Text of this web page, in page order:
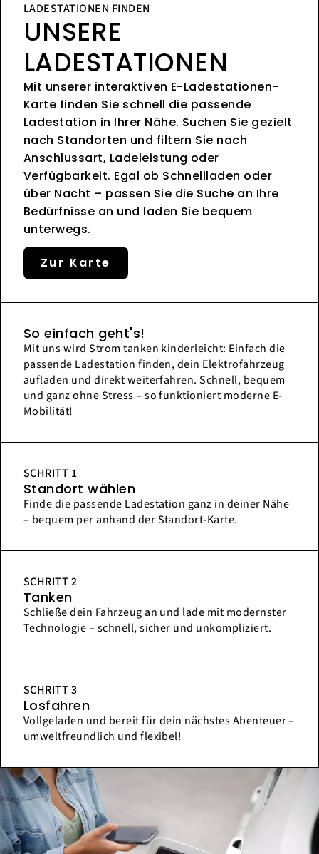
LADESTATIONEN FINDEN
UNSERE
LADESTATIONEN
Mit unserer interaktiven E-Ladestationen-
Karte finden Sie schnell die passende
Ladestation in Ihrer Nähe. Suchen Sie gezielt
nach Standorten und filtern Sie nach
Anschlussart, Ladeleistung oder
Verfügbarkeit. Egal ob Schnellladen oder
über Nacht – passen Sie die Suche an Ihre
Bedürfnisse an und laden Sie bequem
unterwegs.
Zur Karte
So einfach geht's!
Mit uns wird Strom tanken kinderleicht: Einfach die
passende Ladestation finden, dein Elektrofahrzeug
aufladen und direkt weiterfahren. Schnell, bequem
und ganz ohne Stress – so funktioniert moderne E-
Mobilität!
SCHRITT 1
Standort wählen
Finde die passende Ladestation ganz in deiner Nähe
– bequem per anhand der Standort-Karte.
SCHRITT 2
Tanken
Schließe dein Fahrzeug an und lade mit modernster
Technologie – schnell, sicher und unkompliziert.
SCHRITT 3
Losfahren
Vollgeladen und bereit für dein nächstes Abenteuer –
umweltfreundlich und flexibel!